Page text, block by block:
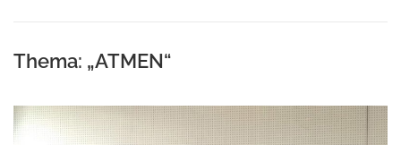
Thema: „ATMEN“